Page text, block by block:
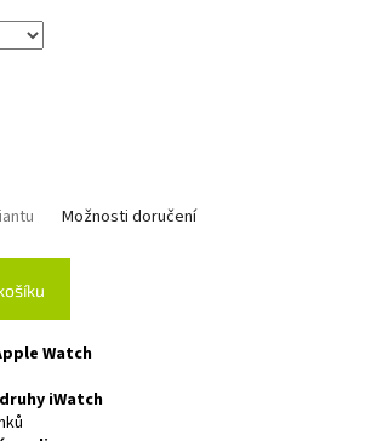
Možnosti doručení
Watch
iWatch